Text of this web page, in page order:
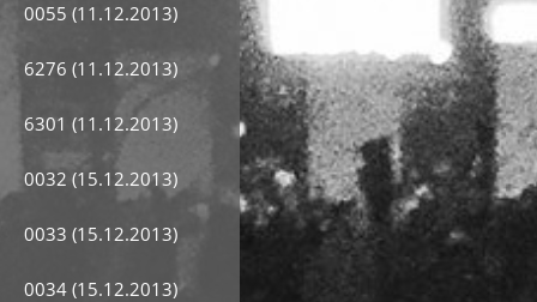
0055 (11.12.2013)
6276 (11.12.2013)
6301 (11.12.2013)
0032 (15.12.2013)
0033 (15.12.2013)
0034 (15.12.2013)